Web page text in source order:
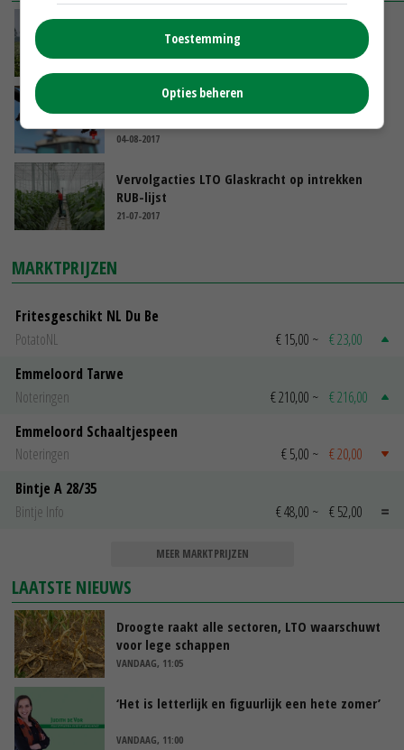
middelen
25-10-2017
LTO wil gratis toelatingsprocedure RUB-lijst
04-08-2017
Vervolgacties LTO Glaskracht op intrekken
RUB-lijst
21-07-2017
MARKTPRIJZEN
Fritesgeschikt NL Du Be
PotatoNL
€ 15,00 ~ € 23,00
Emmeloord Tarwe
Noteringen
€ 210,00 ~ € 216,00
Emmeloord Schaaltjespeen
Noteringen
€ 5,00 ~ € 20,00
Bintje A 28/35
Bintje Info
€ 48,00 ~ € 52,00
MEER MARKTPRIJZEN
LAATSTE NIEUWS
Droogte raakt alle sectoren, LTO waarschuwt
voor lege schappen
VANDAAG, 11:05
‘Het is letterlijk en figuurlijk een hete zomer’
VANDAAG, 11:00
Toestemming
Opties beheren